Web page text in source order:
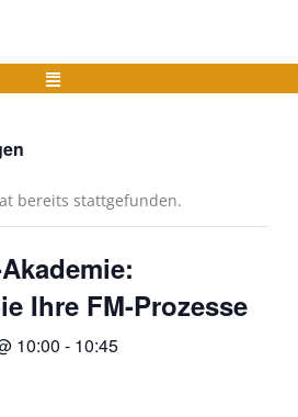
Menü
bereits stattgefunden.
Ihre FM-Prozesse
10:00 - 10:45